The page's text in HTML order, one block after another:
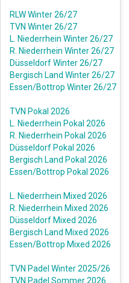
RLW Winter 26/27
TVN Winter 26/27
L. Niederrhein Winter 26/27
R. Niederrhein Winter 26/27
Düsseldorf Winter 26/27
Bergisch Land Winter 26/27
Essen/Bottrop Winter 26/27
TVN Pokal 2026
L. Niederrhein Pokal 2026
R. Niederrhein Pokal 2026
Düsseldorf Pokal 2026
Bergisch Land Pokal 2026
Essen/Bottrop Pokal 2026
L. Niederrhein Mixed 2026
R. Niederrhein Mixed 2026
Düsseldorf Mixed 2026
Bergisch Land Mixed 2026
Essen/Bottrop Mixed 2026
TVN Padel Winter 2025/26
TVN Padel Sommer 2026